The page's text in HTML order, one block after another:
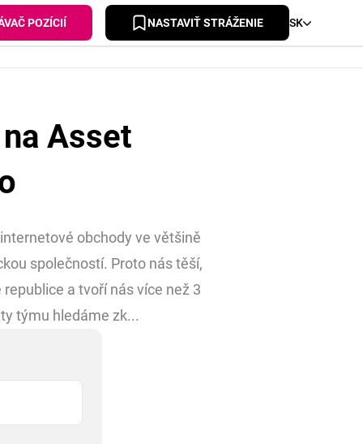
POZÍCIÍ NASTAVIŤ STRÁŽENIE SK
Asset
obchody ve většině
společností. Proto nás těší,
a tvoří nás více než 3
týmu hledáme zk...